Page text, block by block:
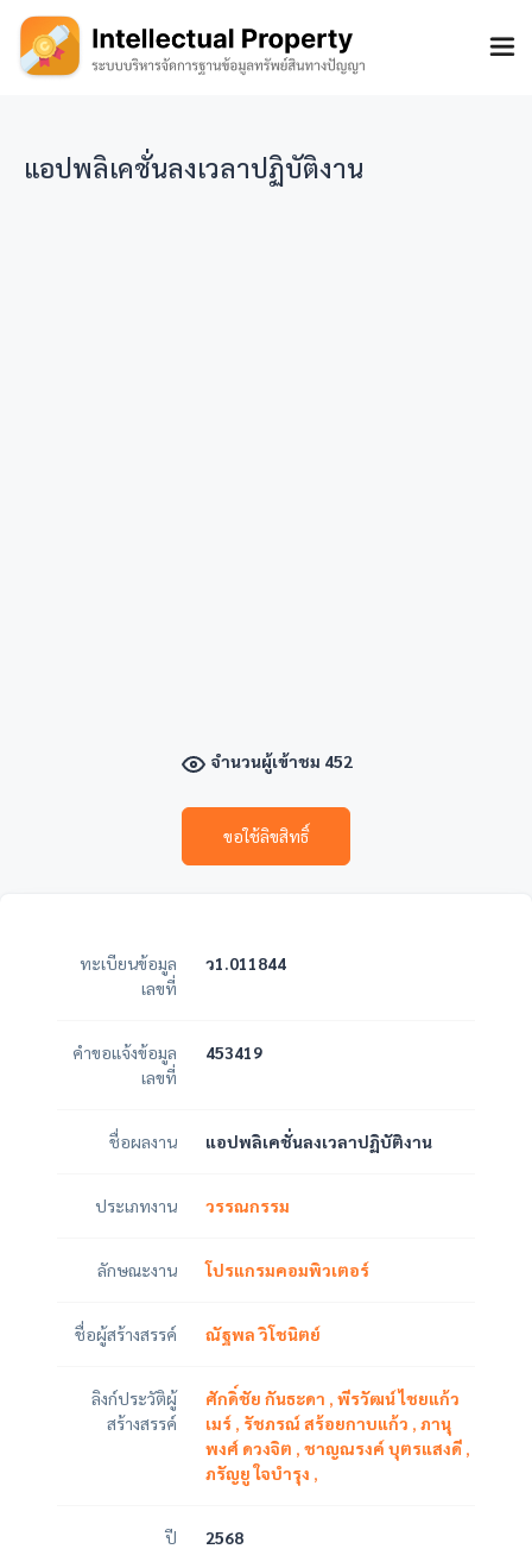
แอปพลิเคชั่นลงเวลาปฏิบัติงาน
จำนวนผู้เข้าชม 452
ขอใช้ลิขสิทธิ์
ทะเบียนข้อมูล
เลขที่
ว1.011844
คำขอแจ้งข้อมูล
เลขที่
453419
ชื่อผลงาน แอปพลิเคชั่นลงเวลาปฏิบัติงาน
ประเภทงาน วรรณกรรม
ลักษณะงาน โปรแกรมคอมพิวเตอร์
ชื่อผู้สร้างสรรค์ ณัฐพล วิโชนิตย์
ลิงก์ประวัติผู้
สร้างสรรค์
ศักดิ์ชัย กันธะดา ,พีรวัฒน์ ไชยแก้ว
เมร์
รัชภรณ์ สร้อยกาบแก้ว ,ภานุ
พงศ์ ดวงจิต
,ชาญณรงค์ บุตรแสงดี
ภรัญยู ใจบำรุง
ปี 2568